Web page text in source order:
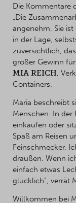
Die Kommentare
„Die
angenehm. Sie
in der Lage,
zuversichtlich,
großer Gewinn
MIA REICH,
Containers.
Maria beschreibt
Menschen. In der
einkaufen oder
Spaß am Reisen
Feinschmecker.
draußen. Wenn
einfach etwas
glücklich”, verrät
Willkommen bei